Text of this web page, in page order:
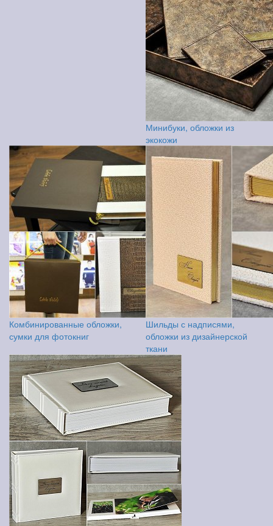
Минибуки, обложки из
экокожи
Комбинированные обложки,
сумки для фотокниг
Шильды с надписями,
обложки из дизайнерской
ткани